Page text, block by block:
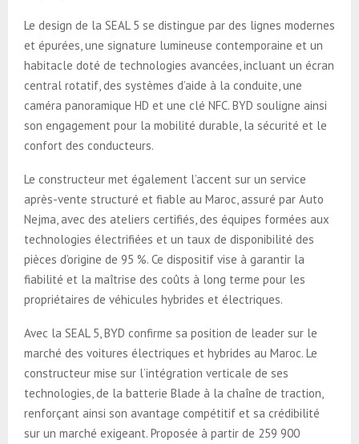
Le design de la SEAL 5 se distingue par des lignes modernes
et épurées, une signature lumineuse contemporaine et un
habitacle doté de technologies avancées, incluant un écran
central rotatif, des systèmes d’aide à la conduite, une
caméra panoramique HD et une clé NFC. BYD souligne ainsi
son engagement pour la mobilité durable, la sécurité et le
confort des conducteurs.
Le constructeur met également l’accent sur un service
après-vente structuré et fiable au Maroc, assuré par Auto
Nejma, avec des ateliers certifiés, des équipes formées aux
technologies électrifiées et un taux de disponibilité des
pièces d’origine de 95 %. Ce dispositif vise à garantir la
fiabilité et la maîtrise des coûts à long terme pour les
propriétaires de véhicules hybrides et électriques.
Avec la SEAL 5, BYD confirme sa position de leader sur le
marché des voitures électriques et hybrides au Maroc. Le
constructeur mise sur l’intégration verticale de ses
technologies, de la batterie Blade à la chaîne de traction,
renforçant ainsi son avantage compétitif et sa crédibilité
sur un marché exigeant. Proposée à partir de 259 900